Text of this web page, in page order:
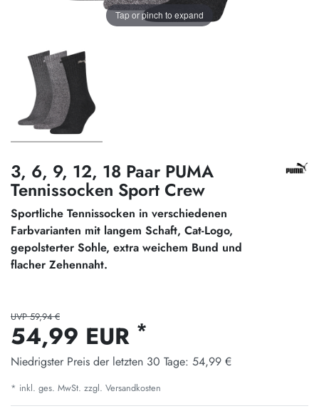
Tap or pinch to expand
3, 6, 9, 12, 18 Paar PUMA
Tennissocken Sport Crew
Sportliche Tennissocken in verschiedenen
Farbvarianten mit langem Schaft, Cat-Logo,
gepolsterter Sohle, extra weichem Bund und
flacher Zehennaht.
UVP 59,94 €
54,99 EUR *
Niedrigster Preis der letzten 30 Tage: 54,99 €
* inkl. ges. MwSt. zzgl. Versandkosten